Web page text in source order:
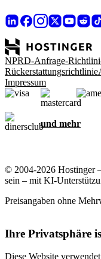
NPRD-Anfrage-
Rückerstattungsrichtlinie
Impressum
und mehr
© 2004-2026 Hostinger
sein – mit KI-
Preisangaben ohne
Ihre Privatsphäre
Diese Website